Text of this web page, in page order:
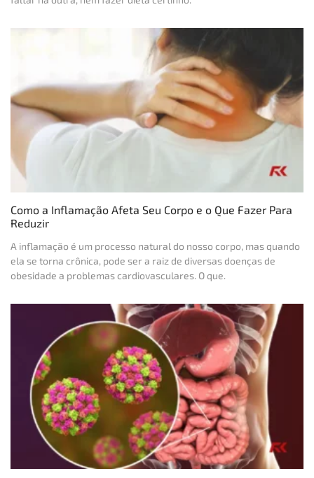
Como a Inflamação Afeta Seu Corpo e o Que Fazer Para
Reduzir
A inflamação é um processo natural do nosso corpo, mas quando
ela se torna crônica, pode ser a raiz de diversas doenças de
obesidade a problemas cardiovasculares. O que.